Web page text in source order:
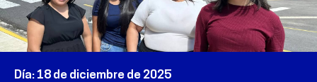
Día: 18 de diciembre de 2025